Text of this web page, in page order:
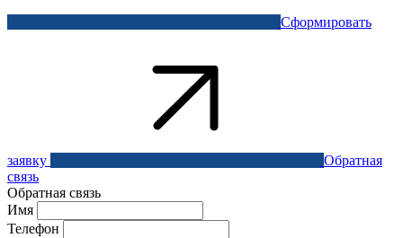
Сформировать
заявку
Обратная
связь
Обратная связь
Имя
Телефон